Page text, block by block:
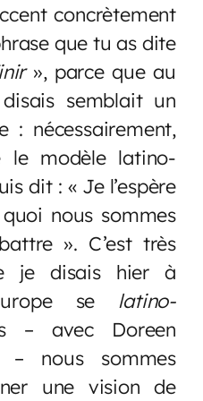
concrètement
que tu as dite
», parce que au
semblait un
nécessairement,
le modèle latino-
dit : « Je l’espère
nous sommes
». C’est très
je disais hier à
se latino-
– avec Doreen
– nous sommes
une vision de